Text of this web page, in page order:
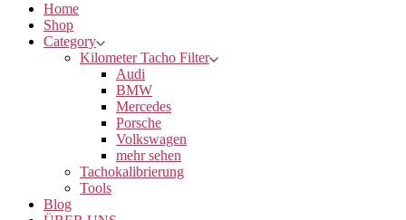
Home
Shop
Category
Kilometer Tacho Filter
Audi
BMW
Mercedes
Porsche
Volkswagen
mehr sehen
Tachokalibrierung
Tools
Blog